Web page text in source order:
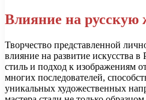
Влияние на русскую
Творчество представленной
влияние на развитие искусства
стиль и подход к изображениям
многих последователей,
уникальных художественных